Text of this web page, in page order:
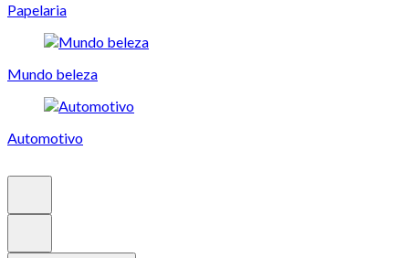
Papelaria
Mundo beleza
Automotivo